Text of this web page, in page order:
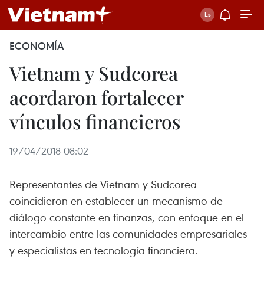
ECONOMÍA
Vietnam y Sudcorea
acordaron fortalecer
vínculos financieros
19/04/2018 08:02
Representantes de Vietnam y Sudcorea
coincidieron en establecer un mecanismo de
diálogo constante en finanzas, con enfoque en el
intercambio entre las comunidades empresariales
y especialistas en tecnología financiera.